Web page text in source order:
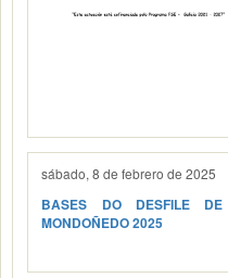
sábado, 8 de febrero de 2025
BASES DO DESFILE
MONDOÑEDO 2025